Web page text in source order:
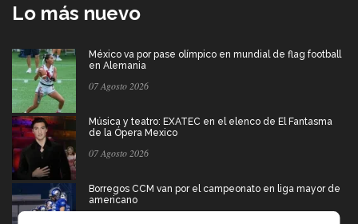
Lo más nuevo
México va por pase olímpico en mundial de flag football
en Alemania
07 Agosto 2026
Música y teatro: EXATEC en el elenco de El Fantasma
de la Ópera Mexico
07 Agosto 2026
Borregos CCM van por el campeonato en liga mayor de
americano